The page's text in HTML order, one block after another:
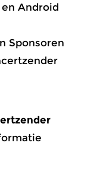
Android
Sponsoren